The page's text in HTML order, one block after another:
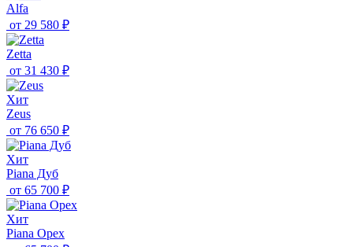
Alfa
от 29 580 ₽
Zetta
от 31 430 ₽
Хит
Zeus
от 76 650 ₽
Хит
Piana Дуб
от 65 700 ₽
Хит
Piana Орех